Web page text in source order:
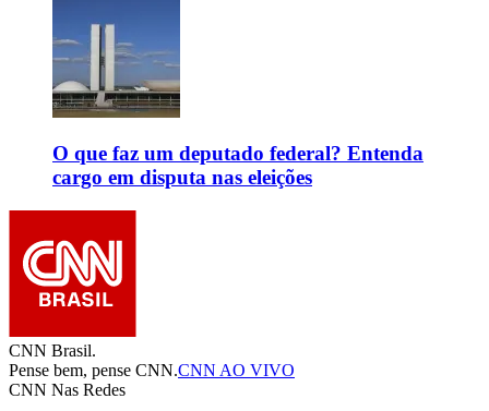
O que faz um deputado federal? Entenda
cargo em disputa nas eleições
CNN Brasil.
Pense bem, pense CNN.CNN AO VIVO
CNN Nas Redes